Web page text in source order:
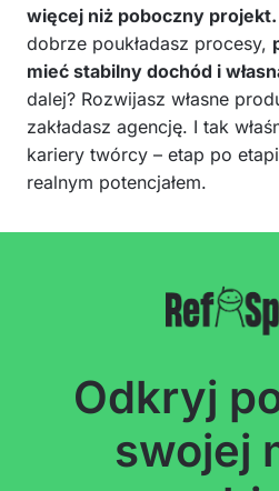
więcej niż poboczny projekt.
dobrze poukładasz procesy,
mieć stabilny dochód i
dalej? Rozwijasz własne
zakładasz agencję. I tak
kariery twórcy – etap po
realnym potencjałem.
Odkryj
swojej